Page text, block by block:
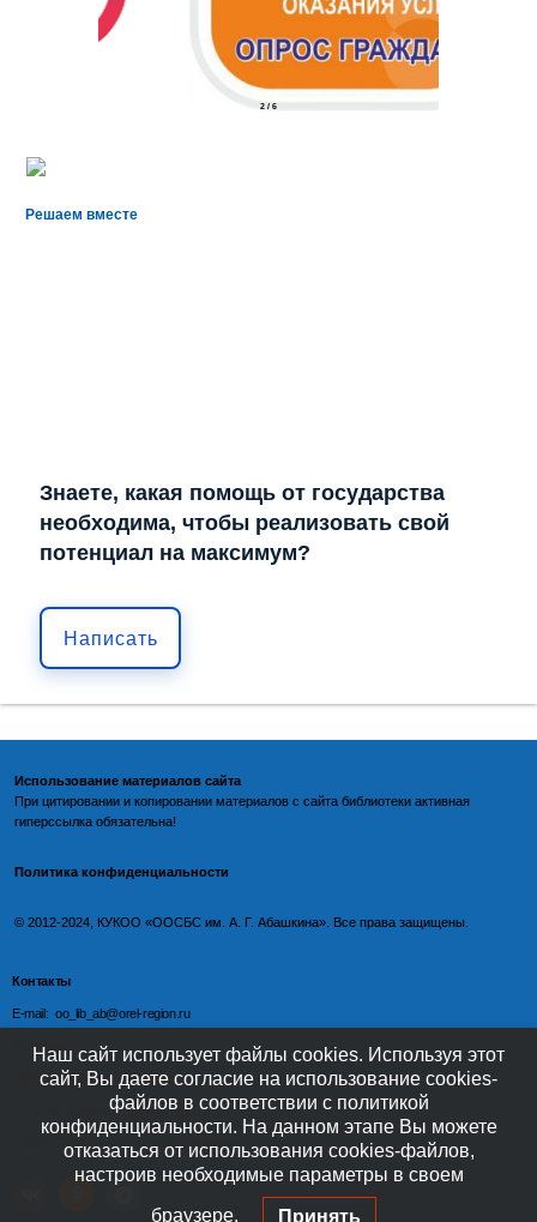
2 / 6
Решаем вместе
Знаете, какая помощь от государства
необходима, чтобы реализовать свой
потенциал на максимум?
Написать
Использование материалов сайта
При цитировании и копировании материалов с сайта библиотеки активная
гиперссылка обязательна!
Политика конфиденциальности
©️ 2012-2024, КУКОО «ООСБС им. А. Г. Абашкина». Все права защищены.
Контакты
E-mail: oo_lib_ab@orel-region.ru
Телефон:
(4862) 77-09-75 (директор),
77-08-54 (главный бухгалтер),
Наш сайт использует файлы cookies. Используя этот
сайт, Вы даете согласие на использование cookies-
файлов в соответствии с политикой
конфиденциальности. На данном этапе Вы можете
отказаться от использования cookies-файлов,
настроив необходимые параметры в своем
браузере. Принять